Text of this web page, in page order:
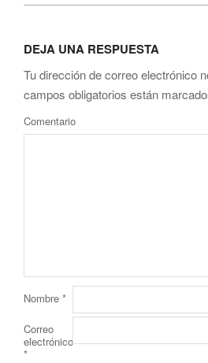
26
DEJA UNA RESPUESTA
Tu dirección de correo electrónico
campos obligatorios están
Comentario
Nombre *
Correo
electrónico
*